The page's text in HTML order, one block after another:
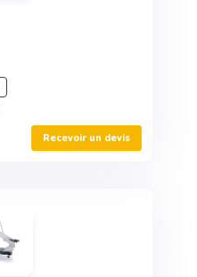
Recevoir un devis